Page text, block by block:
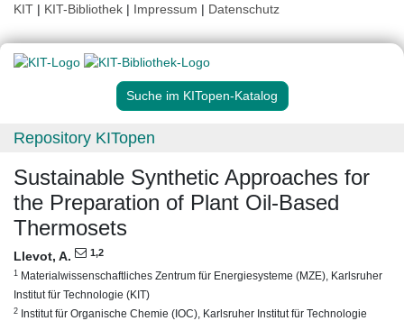
KIT | KIT-Bibliothek | Impressum | Datenschutz
Suche im KITopen-Katalog
Repository KITopen
Sustainable Synthetic Approaches for
the Preparation of Plant Oil-Based
Thermosets
Llevot, A. 1,2
1 Materialwissenschaftliches Zentrum für Energiesysteme (MZE), Karlsruher
Institut für Technologie (KIT)
2 Institut für Organische Chemie (IOC), Karlsruher Institut für Technologie